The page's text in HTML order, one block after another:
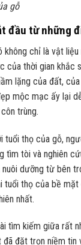
gỗ
đầu từ những
không chỉ là vật
của thời gian khắc
lặng của đất,
mộc mạc ấy lại
trùng.
tuổi thọ của gỗ,
tìm tòi và nghiên
dưỡng từ bên
tuổi thọ của bề mặt
nhất.
tìm kiếm giữa rất
đặt trọn niềm tin